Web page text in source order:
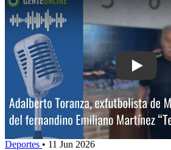
Play:
Deportes • 11 Jun 2026